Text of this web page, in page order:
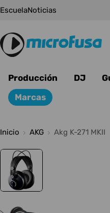
Saltar
EscuelaNoticias
Producción DJ
Marcas
Inicio AKG Akg K-271 MKII